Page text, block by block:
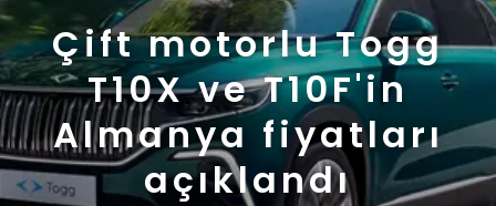
Çift motorlu Togg
T10X ve T10F'in
Almanya fiyatları
açıklandı